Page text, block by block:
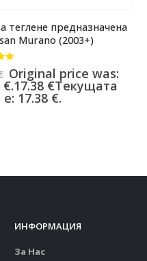
теглене предназначена
Murano (2003+)
Original price was:
€.17.38 €Текущата
17.38 €.
ИНФОРМАЦИЯ
За Нас